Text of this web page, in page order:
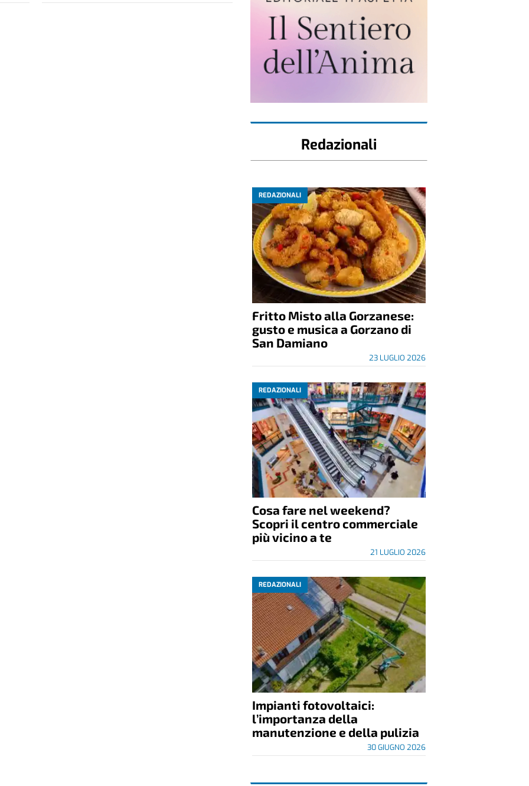
Redazionali
REDAZIONALI
Fritto Misto alla Gorzanese:
gusto e musica a Gorzano di
San Damiano
23 LUGLIO 2026
REDAZIONALI
Cosa fare nel weekend?
Scopri il centro commerciale
più vicino a te
21 LUGLIO 2026
REDAZIONALI
Impianti fotovoltaici:
l’importanza della
manutenzione e della pulizia
30 GIUGNO 2026